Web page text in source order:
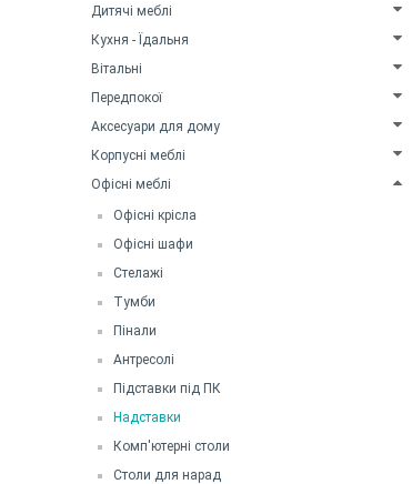
Дитячі меблі
Кухня - Їдальня
Вітальні
Передпокої
Аксесуари для дому
Корпусні меблі
Офісні меблі
Офісні крісла
Офісні шафи
Стелажі
Тумби
Пінали
Антресолі
Підставки під ПК
Надставки
Комп'ютерні столи
Столи для нарад